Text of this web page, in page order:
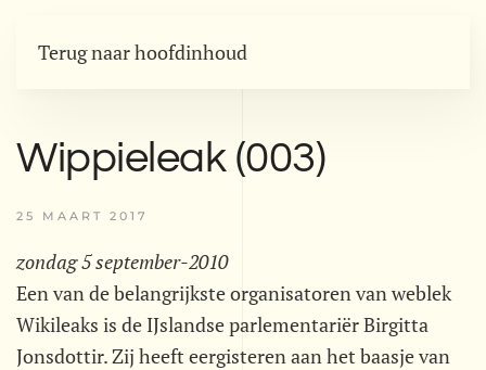
Terug naar hoofdinhoud
Wippieleak (003)
25 MAART 2017
zondag 5 september-2010
Een van de belangrijkste organisatoren van weblek
Wikileaks is de IJslandse parlementariër Birgitta
Jonsdottir. Zij heeft eergisteren aan het baasje van